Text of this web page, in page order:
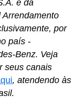
e da
por
país -
Benz. Veja
seus canais
, atendendo às